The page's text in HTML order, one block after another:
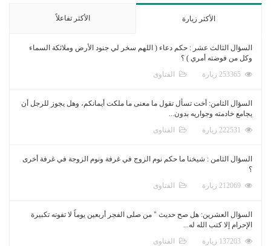
الأكثر زيارة الأكثر تفاعلاً
السؤال الثالث عشر : حكم دعاء ( اللهم سخر لي جنود الأرض وملائكة السماء
وكل من فوضته أمري ) ؟
الفتاوى
السؤال الثامن: أخت تسأل تقول ما معنى ما ملكت أيمانكم، وهل يجوز للرجل أن
يجامع خادمته وجواريه بدون...
الفتاوى
السؤال الثامن : شيخنا ما حكم نوم الزوج في غرفة ونوم الزوجة في غرفة أخرى
؟
الفتاوى
السؤال العشرين: هل صح حديث " من صلى الفجر أربعين يوماً لا تفوته تكبيرة
الإحرام إلا كتب الله له...
الفتاوى